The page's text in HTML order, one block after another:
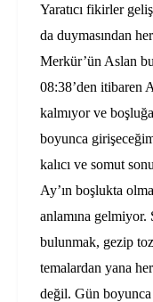
Yaratıcı fikirler
da duymasından
Merkür’ün Aslan
08:38’den itibaren
kalmıyor ve
boyunca
kalıcı ve somut
Ay’ın boşlukta
anlamına
bulunmak, gezip
temalardan yana
değil. Gün